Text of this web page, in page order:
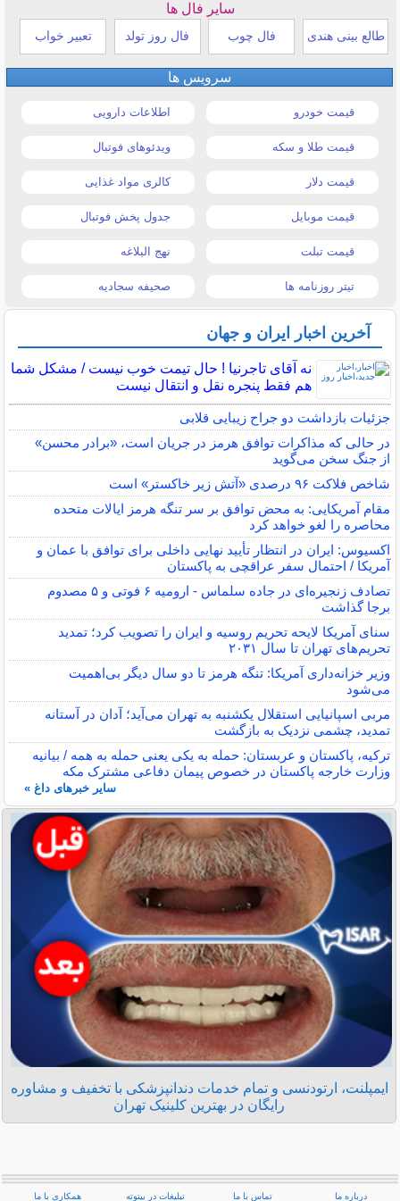
سایر فال ها
طالع بینی هندی فال چوب فال روز تولد تعبیر خواب
سرویس ها
قیمت خودرو اطلاعات دارویی
قیمت طلا و سکه ویدئوهای فوتبال
قیمت دلار کالری مواد غذایی
قیمت موبایل جدول پخش فوتبال
قیمت تبلت نهج البلاغه
تیتر روزنامه ها صحیفه سجادیه
آخرین اخبار ایران و جهان
نه آقای تاجرنیا ! حال تیمت خوب نیست / مشکل شما
هم فقط پنجره نقل و انتقال نیست
جزئیات بازداشت دو جراح زیبایی قلابی
در حالی که مذاکرات توافق هرمز در جریان است، «برادر محسن»
از جنگ سخن می‌گوید
شاخص فلاکت ۹۶ درصدی «آتش زیر خاکستر» است
مقام آمریکایی: به محض توافق بر سر تنگه هرمز ایالات متحده
محاصره را لغو خواهد کرد
اکسیوس: ایران در انتظار تأیید نهایی داخلی برای توافق با عمان و
آمریکا / احتمال سفر عراقچی به پاکستان
تصادف زنجیره‌ای در جاده سلماس - ارومیه ۶ فوتی و ۵ مصدوم
برجا گذاشت
سنای آمریکا لایحه تحریم روسیه و ایران را تصویب کرد؛ تمدید
تحریم‌های تهران تا سال ۲۰۳۱
وزیر خزانه‌داری آمریکا: تنگه هرمز تا دو سال دیگر بی‌اهمیت
می‌شود
مربی اسپانیایی استقلال یکشنبه به تهران می‌آید؛ آدان در آستانه
تمدید، چشمی نزدیک به بازگشت
ترکیه، پاکستان و عربستان: حمله به یکی یعنی حمله به همه / بیانیه
وزارت خارجه پاکستان در خصوص پیمان دفاعی مشترک مکه
سایر خبرهای داغ »
ایمپلنت، ارتودنسی و تمام خدمات دندانپزشکی با تخفیف و مشاوره
رایگان در بهترین کلینیک تهران
درباره ما تماس با ما تبلیغات در بیتوته همکاری با ما